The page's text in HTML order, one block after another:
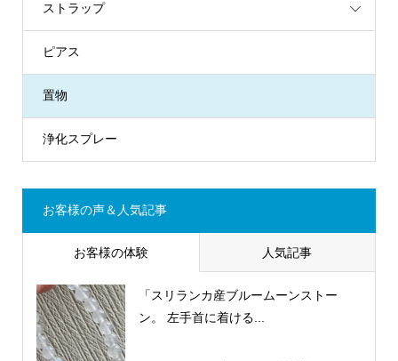
ストラップ
ピアス
置物
浄化スプレー
お客様の声＆人気記事
お客様の体験 人気記事
「スリランカ産ブルームーンストー
ン。 左手首に着ける...